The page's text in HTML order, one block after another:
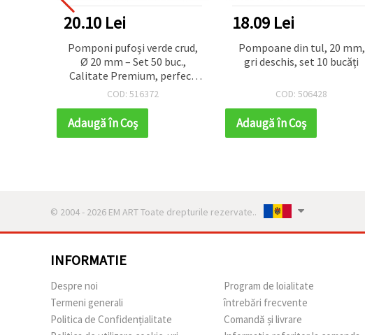
20.10 Lei
Pomponi pufoși verde crud,
Ø 20 mm – Set 50 buc.,
Calitate Premium, perfecți
pentru decor handmade,
creative
COD: 516372
Adaugă în Coş
18.09 Lei
Pompoane din tul, 20 mm,
gri deschis, set 10 bucăți
COD: 506428
Adaugă în Coş
© 2004 - 2026 EM ART Toate drepturile rezervate..
INFORMATIE
Despre noi
Termeni generali
Politica de Confidențialitate
Program de loialitate
întrebări frecvente
Comandă și livrare